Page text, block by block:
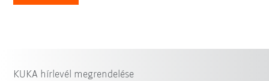
KUKA hírlevél megrendelése